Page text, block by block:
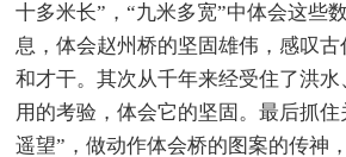
十多米长”，“九米多宽”中体会这些
息，体会赵州桥的坚固雄伟，感叹
和才干。其次从千年来经受住了洪
用的考验，体会它的坚固。最后抓住
遥望”，做动作体会桥的图案的传神